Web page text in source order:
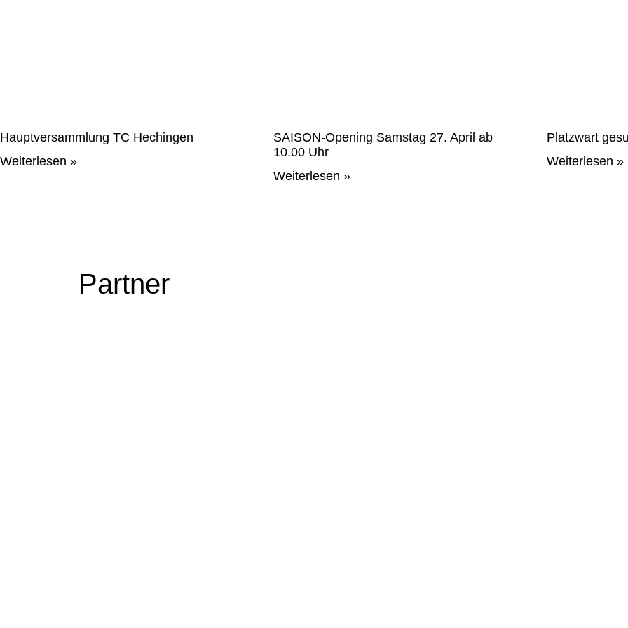
Hauptversammlung TC Hechingen
Weiterlesen »
SAISON-Opening Samstag 27. April ab
10.00 Uhr
Weiterlesen »
Platzwart
Weiterlesen »
Partner